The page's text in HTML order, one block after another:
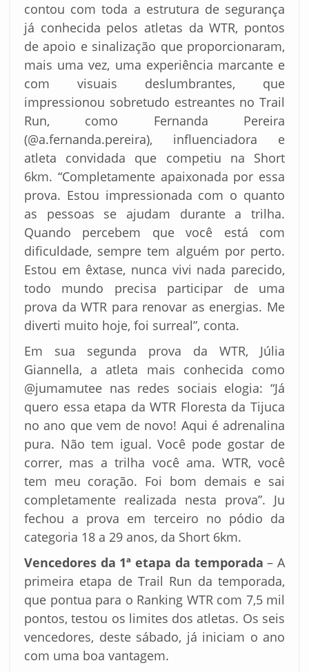
contou com toda a estrutura de segurança
já conhecida pelos atletas da WTR, pontos
de apoio e sinalização que proporcionaram,
mais uma vez, uma experiência marcante e
com visuais deslumbrantes, que
impressionou sobretudo estreantes no Trail
Run, como Fernanda Pereira
(@a.fernanda.pereira), influenciadora e
atleta convidada que competiu na Short
6km. “Completamente apaixonada por essa
prova. Estou impressionada com o quanto
as pessoas se ajudam durante a trilha.
Quando percebem que você está com
dificuldade, sempre tem alguém por perto.
Estou em êxtase, nunca vivi nada parecido,
todo mundo precisa participar de uma
prova da WTR para renovar as energias. Me
diverti muito hoje, foi surreal”, conta.
Em sua segunda prova da WTR, Júlia
Giannella, a atleta mais conhecida como
@jumamutee nas redes sociais elogia: “Já
quero essa etapa da WTR Floresta da Tijuca
no ano que vem de novo! Aqui é adrenalina
pura. Não tem igual. Você pode gostar de
correr, mas a trilha você ama. WTR, você
tem meu coração. Foi bom demais e sai
completamente realizada nesta prova”. Ju
fechou a prova em terceiro no pódio da
categoria 18 a 29 anos, da Short 6km.
Vencedores da 1ª etapa da temporada– A
primeira etapa de Trail Run da temporada,
que pontua para o Ranking WTR com 7,5 mil
pontos, testou os limites dos atletas. Os seis
vencedores, deste sábado, já iniciam o ano
com uma boa vantagem.